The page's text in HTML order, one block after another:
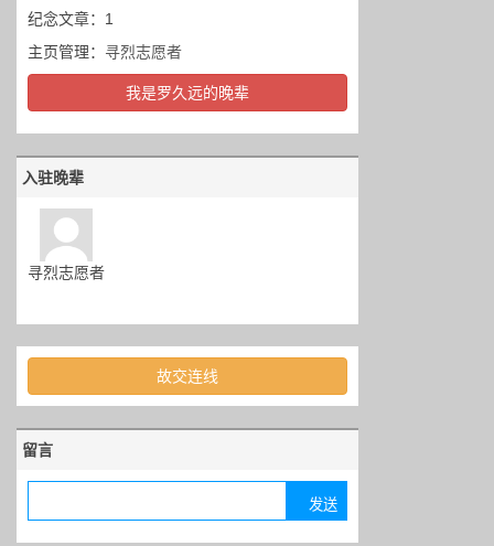
纪念文章：1
主页管理： 寻烈志愿者
我是罗久远的晚辈
入驻晚辈
寻烈志愿者
故交连线
留言